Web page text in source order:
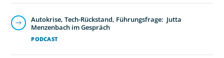
PODCAST
Autokrise, Tech-Rückstand, Führungsfrage: Jutta
Menzenbach im Gespräch